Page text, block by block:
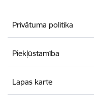
Privātuma politika
Piekļūstamība
Lapas karte